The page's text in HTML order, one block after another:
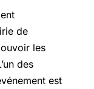
de
les
des
est